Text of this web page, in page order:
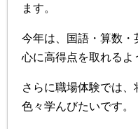
ます。
今年は、国語・算数・
心に高得点を取れるよ
さらに職場体験では
色々学んびたいです。